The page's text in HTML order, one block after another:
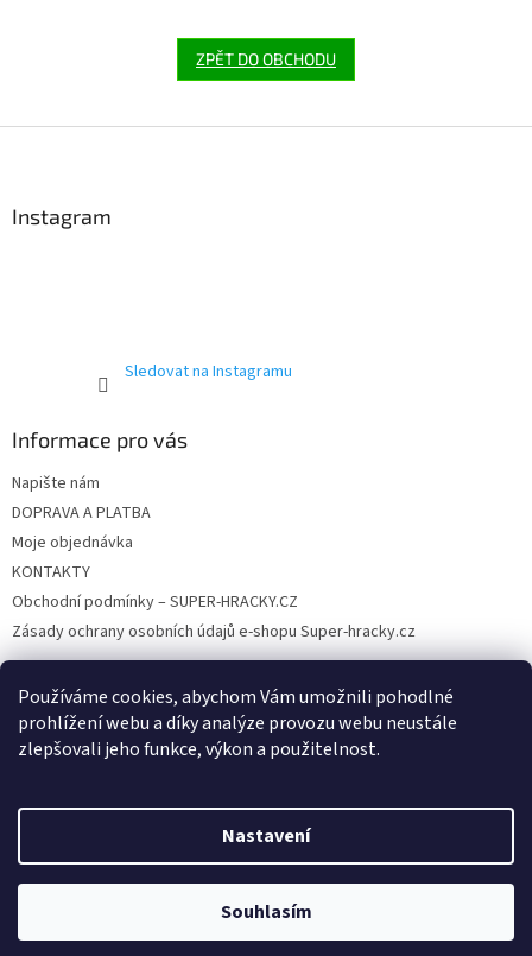
Používáme cookies, abychom Vám umožnili pohodlné
prohlížení webu a díky analýze provozu webu neustále
zlepšovali jeho funkce, výkon a použitelnost.
Nastavení
Souhlasím
ZPĚT DO OBCHODU
Instagram
Sledovat na Instagramu
Informace pro vás
Napište nám
DOPRAVA A PLATBA
Moje objednávka
KONTAKTY
Obchodní podmínky – SUPER-HRACKY.CZ
Zásady ochrany osobních údajů e-shopu Super-hracky.cz
Instagram
Vytvořil Shoptet
SUPER-HRACKY.CZ. Všechna práva vyhrazena.